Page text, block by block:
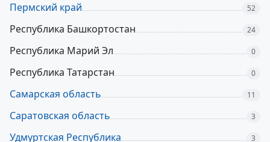
Пермский край 52
Республика Башкортостан 24
Республика Марий Эл 0
Республика Татарстан 0
Самарская область 11
Саратовская область 3
Удмуртская Республика 3